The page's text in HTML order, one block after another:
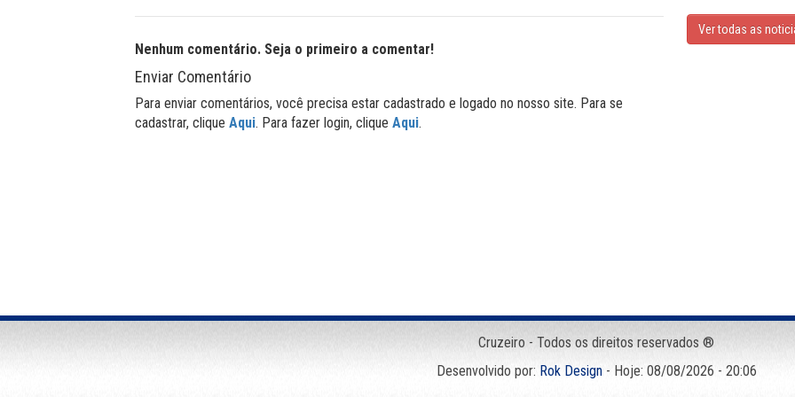
Nenhum comentário. Seja o primeiro a comentar!
Enviar Comentário
Para enviar comentários, você precisa estar cadastrado e logado no nosso site. Para se
cadastrar, clique Aqui. Para fazer login, clique Aqui.
Ver todas as
Cruzeiro - Todos os direitos reservados ®
Desenvolvido por: Rok Design- Hoje: 08/08/2026 - 20:06